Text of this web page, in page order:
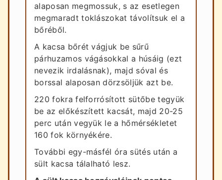
alaposan megmossuk, s az esetlegen
megmaradt toklászokat távolítsuk el a
bőréből.
A kacsa bőrét vágjuk be sűrű
párhuzamos vágásokkal a húsáig (ezt
nevezik irdalásnak), majd sóval és
borssal alaposan dörzsöljük azt be.
220 fokra felforrósított sütőbe tegyük
be az előkészített kacsát, majd 20-25
perc után vegyük le a hőmérsékletet
160 fok környékére.
További egy-másfél óra sütés után a
sült kacsa tálalható lesz.